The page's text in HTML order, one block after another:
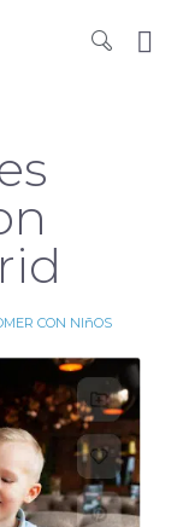
CON NIñOS